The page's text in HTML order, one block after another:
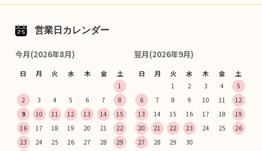
営業日カレンダー
今月(2026年8月)
日 月 火 水 木 金 土
1
2
3 4 5 6 7
8
9
10 11 12 13 14
15
16
17 18 19 20 21
22
23
24 25 26 27 28
29
翌月(2026年9月)
日 月 火 水 木 金 土
1 2 3 4
5
6
7 8 9 10 11
12
13
14 15 16 17 18
19
20
21 22 23 24 25
26
27
28 29 30